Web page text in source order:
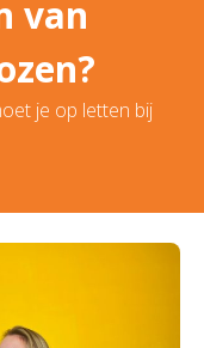
van
je op letten bij